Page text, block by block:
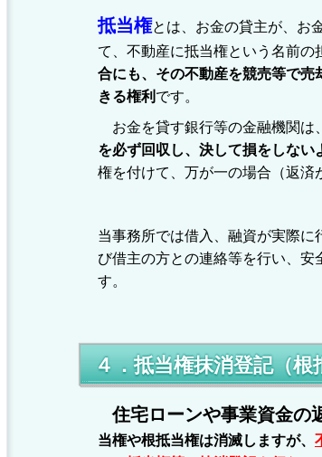
抵当権とは、お金の貸主が、お
て、不動産に抵当権という名前の
合にも、その不動産を競売等で
きる権利 です。
お金を貸す銀行等の金融機関は
を必ず回収し、決して損をしない
権を付けて、万が一の場合（返済
当事務所では借入、融資が実際に
び借主の方との連絡等を行い、安
す。
４．抵当権抹消登記（根
住宅ローンや事業資金の
当権や根抵当権は消滅しますが、